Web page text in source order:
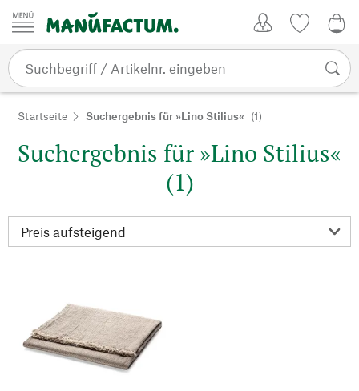
Zum Inhalt springen
Startseite Suchergebnis für »Lino Stilius« (1)
Suchergebnis für »Lino Stilius«
(1)